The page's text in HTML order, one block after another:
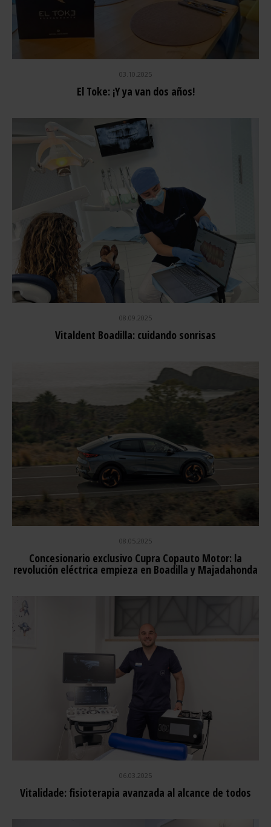
03.10.2025
El Toke: ¡Y ya van dos años!
08.09.2025
Vitaldent Boadilla: cuidando sonrisas
08.05.2025
Concesionario exclusivo Cupra Copauto Motor: la
revolución eléctrica empieza en Boadilla y Majadahonda
06.03.2025
Vitalidade: fisioterapia avanzada al alcance de todos